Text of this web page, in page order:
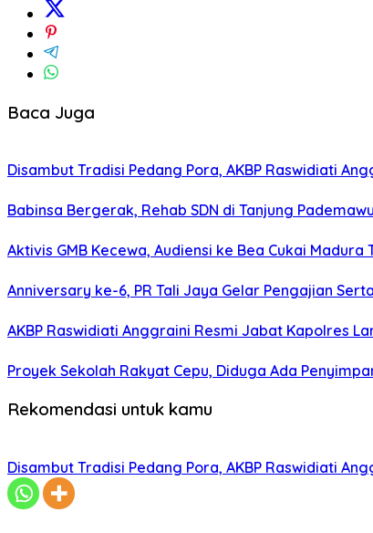
Baca Juga
Disambut Tradisi Pedang Pora, AKBP Raswidiati
Babinsa Bergerak, Rehab SDN di Tanjung
Aktivis GMB Kecewa, Audiensi ke Bea Cukai Madura
Anniversary ke-6, PR Tali Jaya Gelar Pengajian
AKBP Raswidiati Anggraini Resmi Jabat Kapolres
Proyek Sekolah Rakyat Cepu, Diduga Ada
Rekomendasi untuk kamu
Disambut Tradisi Pedang Pora, AKBP Raswidiati